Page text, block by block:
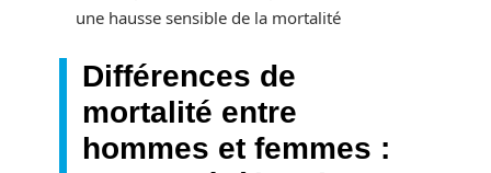
une hausse sensible de la mortalité
Différences de
mortalité entre
hommes et femmes :